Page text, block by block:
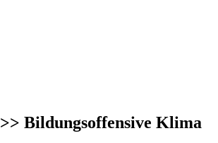
>> Bildungsoffensive Klima